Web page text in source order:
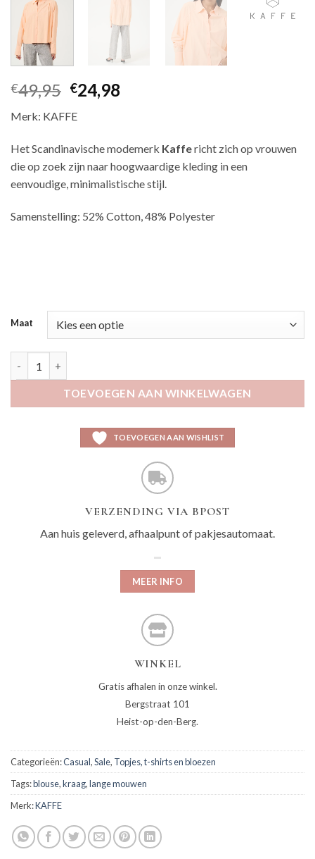
€49,95 €24,98
Merk: KAFFE
Het Scandinavische modemerk Kaffericht zich op vrouwen
die op zoek zijn naar hoogwaardige kleding in een
eenvoudige, minimalistische stijl.
Samenstelling: 52% Cotton, 48% Polyester
Maat
TOEVOEGEN AAN WINKELWAGEN
TOEVOEGEN AAN WISHLIST
VERZENDING VIA BPOST
Aan huis geleverd, afhaalpunt of pakjesautomaat.
MEER INFO
WINKEL
Gratis afhalen in onze winkel.
Bergstraat 101
Heist-op-den-Berg.
Categorieën:Casual,Sale, Topjes, t-shirts en bloezen
Tags:blouse,kraag,lange mouwen
Merk:KAFFE